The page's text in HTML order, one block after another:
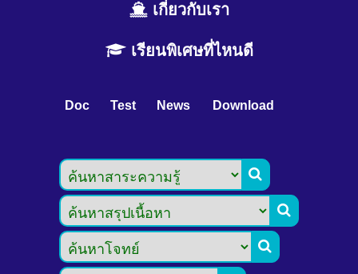
เกี่ยวกับเรา
เรียนพิเศษที่ไหนดี
Doc Test News Download


